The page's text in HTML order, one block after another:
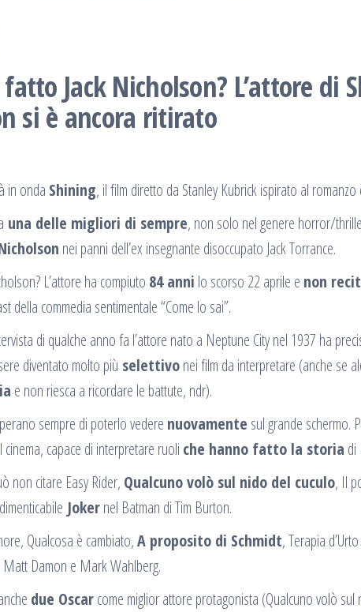
Jack Nicholson? L’attore di
si è ancora ritirato
in onda Shining, il film diretto da Stanley Kubrick ispirato al romanzo
una delle migliori di sempre, non solo nel genere horror/
nei panni dell’ex insegnante disoccupato Jack Torrance.
L’attore ha compiuto 84 anni lo scorso 22 aprile e non
della commedia sentimentale “Come lo sai”.
di qualche anno fa l’attore nato a Neptune City nel 1937 ha
diventato molto più selettivonei film da interpretare (anche se
e non riesca a ricordare le battute, ndr).
sempre di poterlo vedere nuovamente sul grande schermo.
capace di interpretare ruoli che hanno fatto la storia di
non citare Easy Rider, Qualcuno volò sul nido del cuculo, Il
Jokernel Batman di Tim Burton.
Qualcosa è cambiato,A proposito di Schmidt, Terapia
Damon e Mark Wahlberg.
due Oscarcome miglior attore protagonista (Qualcuno volò sul